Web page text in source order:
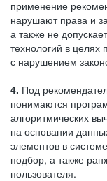
применение
нарушают права и
а также не
технологий в
с нарушением
4. Под
понимаются
алгоритмических
на основании
элементов в
подбор, а также
пользователя.